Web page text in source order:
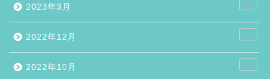
2023年3月 11
2022年12月 4
2022年10月 3